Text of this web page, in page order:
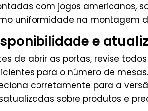
com jogos americanos,
uniformidade na montagem
e
de abrir as portas, revise
para o número de
corretamente para a
sobre produtos e